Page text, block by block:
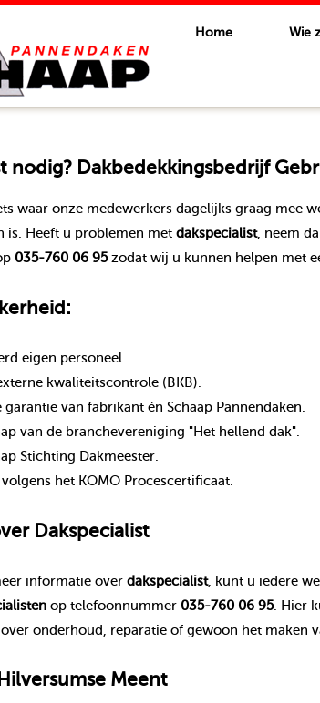
Home Wie
nodig? Dakbedekkingsbedrijf
waar onze medewerkers dagelijks graag mee
is. Heeft u problemen met dakspecialist, neem
035-760 06 95zodat wij u kunnen helpen met
eigen personeel.
kwaliteitscontrole (BKB).
van fabrikant én Schaap Pannendaken.
van de branchevereniging "Het hellend dak".
Stichting Dakmeester.
het KOMO Procescertificaat.
Dakspecialist
informatie over dakspecialist, kunt u iedere
op telefoonnummer 035-760 06 95. Hier
onderhoud, reparatie of gewoon het maken
Hilversumse Meent